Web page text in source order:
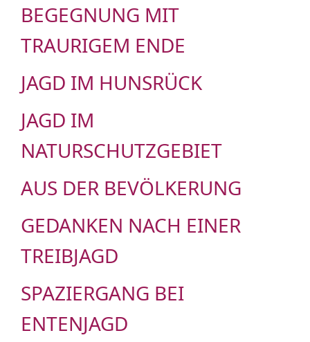
BEGEGNUNG MIT
TRAURIGEM ENDE
JAGD IM HUNSRÜCK
JAGD IM
NATURSCHUTZGEBIET
AUS DER BEVÖLKERUNG
GEDANKEN NACH EINER
TREIBJAGD
SPAZIERGANG BEI
ENTENJAGD